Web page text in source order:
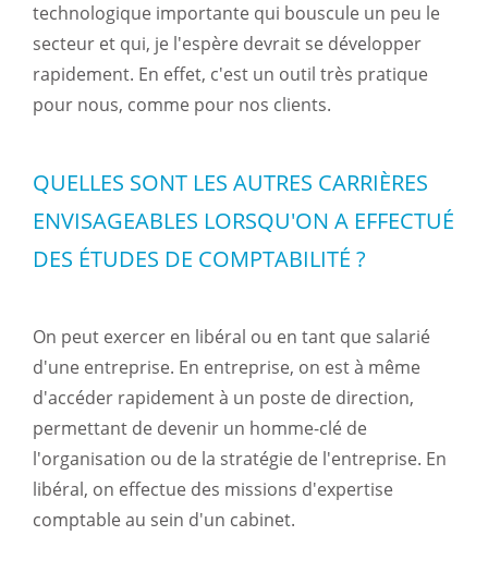
technologique importante qui bouscule un peu le
secteur et qui, je l'espère devrait se développer
rapidement. En effet, c'est un outil très pratique
pour nous, comme pour nos clients.
QUELLES SONT LES AUTRES CARRIÈRES
ENVISAGEABLES LORSQU'ON A EFFECTUÉ
DES ÉTUDES DE COMPTABILITÉ ?
On peut exercer en libéral ou en tant que salarié
d'une entreprise. En entreprise, on est à même
d'accéder rapidement à un poste de direction,
permettant de devenir un homme-clé de
l'organisation ou de la stratégie de l'entreprise. En
libéral, on effectue des missions d'expertise
comptable au sein d'un cabinet.